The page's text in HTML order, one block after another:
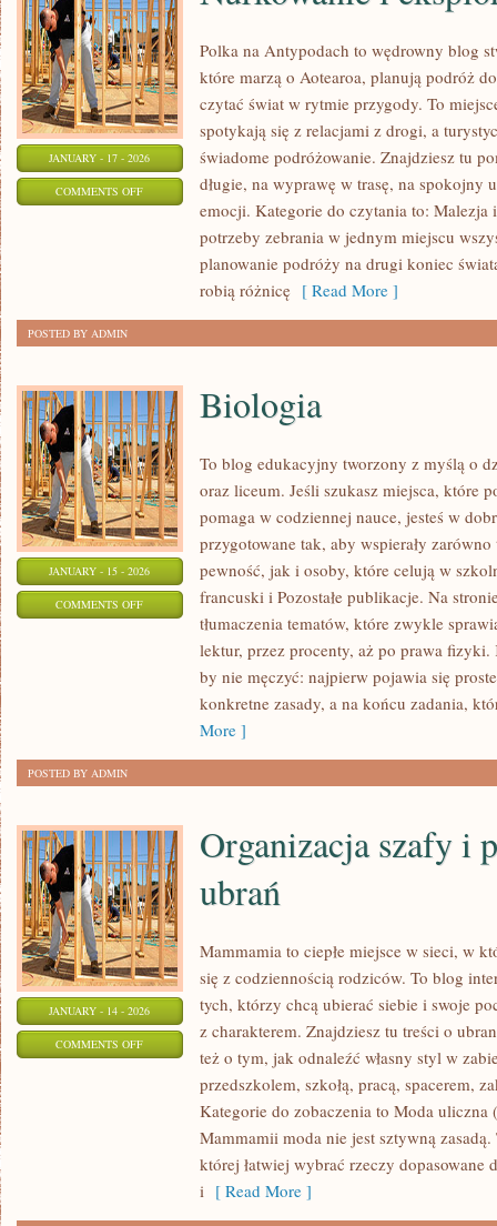
JANUARY - 17 - 2026
COMMENTS OFFON
NURKOWANIE
EKSPLORACJA
PODWODNA
Polka na Antypodach to wędrowny blog
które marzą o Aotearoa, planują podróż
czytać świat w rytmie przygody. To
spotykają się z relacjami z drogi, a
świadome podróżowanie. Znajdziesz tu
długie, na wyprawę w trasę, na spokojny
emocji. Kategorie do czytania to: Malezja
potrzeby zebrania w jednym miejscu
planowanie podróży na drugi koniec
robią różnicę [ Read More ]
POSTED BY ADMIN
JANUARY - 15 - 2026
COMMENTS OFFON
Biologia
To blog edukacyjny tworzony z myślą o
oraz liceum. Jeśli szukasz miejsca, które
pomaga w codziennej nauce, jesteś w
przygotowane tak, aby wspierały
pewność, jak i osoby, które celują w
francuski i Pozostałe publikacje. Na
tłumaczenia tematów, które zwykle
lektur, przez procenty, aż po prawa fizyki.
by nie męczyć: najpierw pojawia się
konkretne zasady, a na końcu zadania,
More ]
POSTED BY ADMIN
JANUARY - 14 - 2026
COMMENTS OFFON
Organizacja szafy i
ubrań
Mammamia to ciepłe miejsce w sieci, w
się z codziennością rodziców. To blog
tych, którzy chcą ubierać siebie i swoje
z charakterem. Znajdziesz tu treści o
też o tym, jak odnaleźć własny styl w
przedszkolem, szkołą, pracą, spacerem,
Kategorie do zobaczenia to Moda uliczna
Mammamii moda nie jest sztywną
której łatwiej wybrać rzeczy
i [ Read More ]